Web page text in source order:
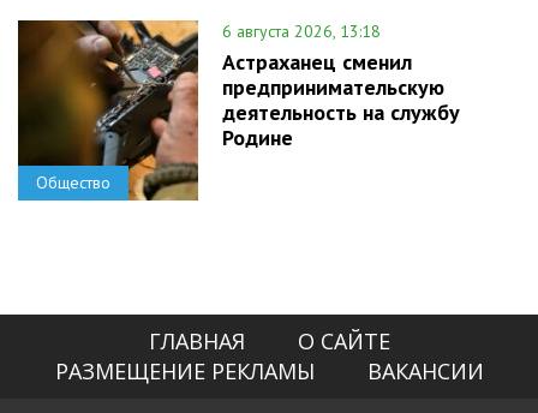
Общество
6 августа 2026, 13:18
Астраханец сменил
предпринимательскую
деятельность на службу
Родине
ГЛАВНАЯ
О САЙТЕ
РАЗМЕЩЕНИЕ РЕКЛАМЫ
ВАКАНСИИ